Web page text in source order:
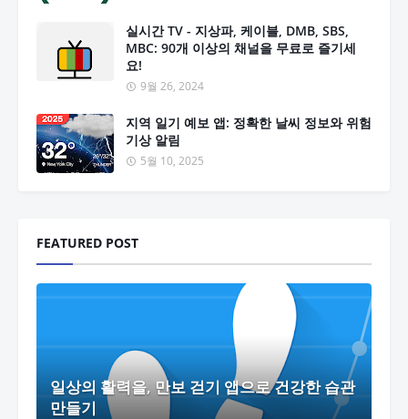
실시간 TV - 지상파, 케이블, DMB, SBS,
MBC: 90개 이상의 채널을 무료로 즐기세
요!
9월 26, 2024
지역 일기 예보 앱: 정확한 날씨 정보와 위험
기상 알림
5월 10, 2025
FEATURED POST
일상의 활력을, 만보 걷기 앱으로 건강한 습관
만들기